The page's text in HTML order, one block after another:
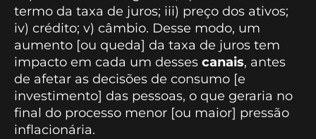
termo da taxa de juros; iii) preço dos ativos;
iv) crédito; v) câmbio. Desse modo, um
aumento [ou queda] da taxa de juros tem
impacto em cada um desses canais, antes
de afetar as decisões de consumo [e
investimento] das pessoas, o que geraria no
final do processo menor [ou maior] pressão
inflacionária.